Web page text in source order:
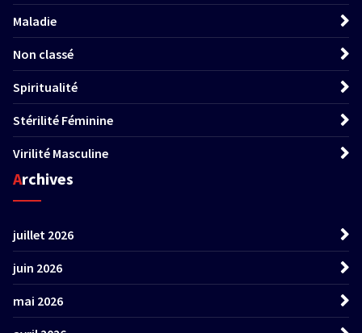
Maladie
Non classé
Spiritualité
Stérilité Féminine
Virilité Masculine
Archives
juillet 2026
juin 2026
mai 2026